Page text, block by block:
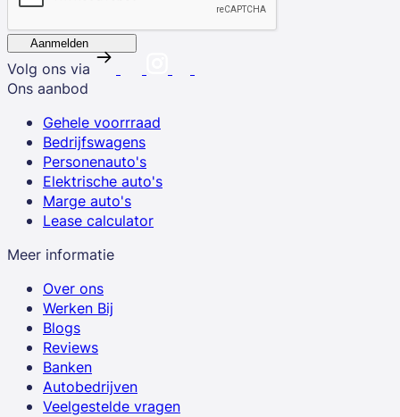
Aanmelden
Volg ons via
Ons aanbod
Gehele voorrraad
Bedrijfswagens
Personenauto's
Elektrische auto's
Marge auto's
Lease calculator
Meer informatie
Over ons
Werken Bij
Blogs
Reviews
Banken
Autobedrijven
Veelgestelde vragen